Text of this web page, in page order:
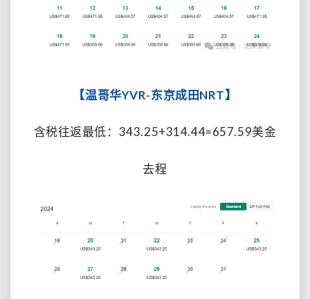
【温哥华YVR-东京成田NRT】
含税往返最低：343.25+314.44=657.59美金
去程